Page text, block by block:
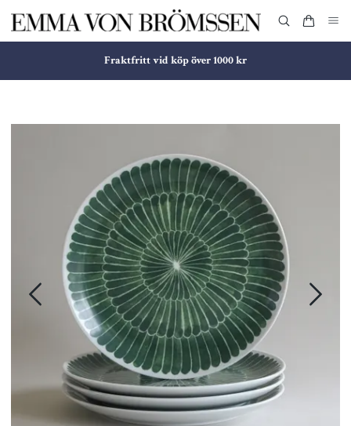
Fraktfritt vid köp över 1000 kr